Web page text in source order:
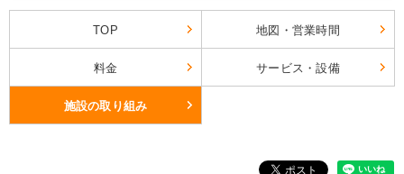
TOP 地図・営業時間
料金 サービス・設備
施設の取り組み